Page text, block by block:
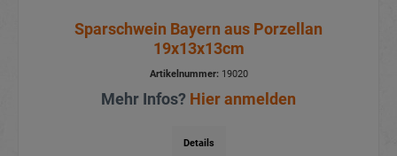
Sparschwein Bayern aus Porzellan
19x13x13cm
Artikelnummer:19020
Mehr Infos? Hier anmelden
Details